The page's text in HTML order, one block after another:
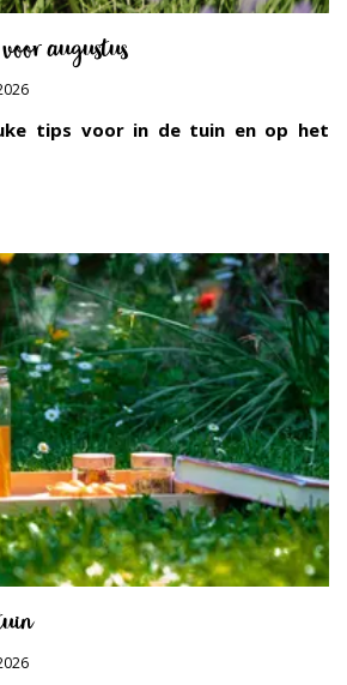
augustus
tips voor in de tuin en op het